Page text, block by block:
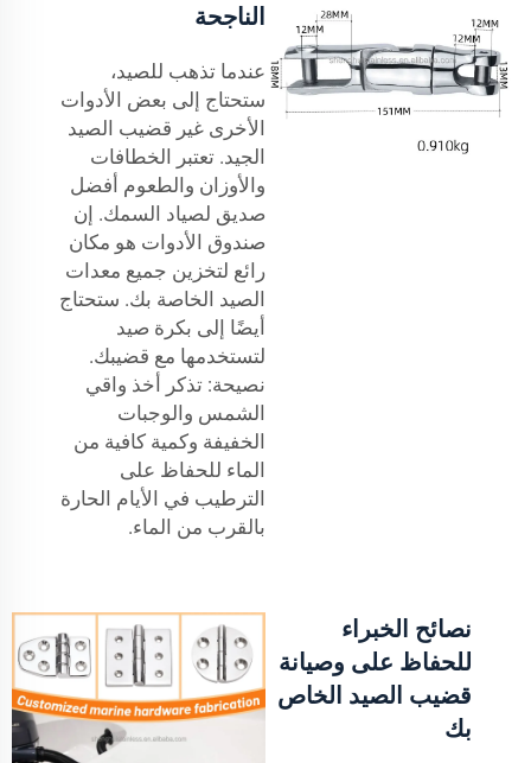
الناجحة
عندما تذهب للصيد،
ستحتاج إلى بعض الأدوات
الأخرى غير قضيب الصيد
الجيد. تعتبر الخطافات
والأوزان والطعوم أفضل
صديق لصياد السمك. إن
صندوق الأدوات هو مكان
رائع لتخزين جميع معدات
الصيد الخاصة بك. ستحتاج
أيضًا إلى بكرة صيد
لتستخدمها مع قضيبك.
نصيحة: تذكر أخذ واقي
الشمس والوجبات
الخفيفة وكمية كافية من
الماء للحفاظ على
الترطيب في الأيام الحارة
بالقرب من الماء.
نصائح الخبراء
للحفاظ على وصيانة
قضيب الصيد الخاص
بك